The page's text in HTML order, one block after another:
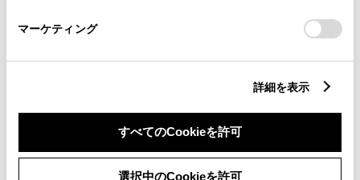
マーケティング
詳細を表示
すべてのCookieを許可
選択中のCookieを許可